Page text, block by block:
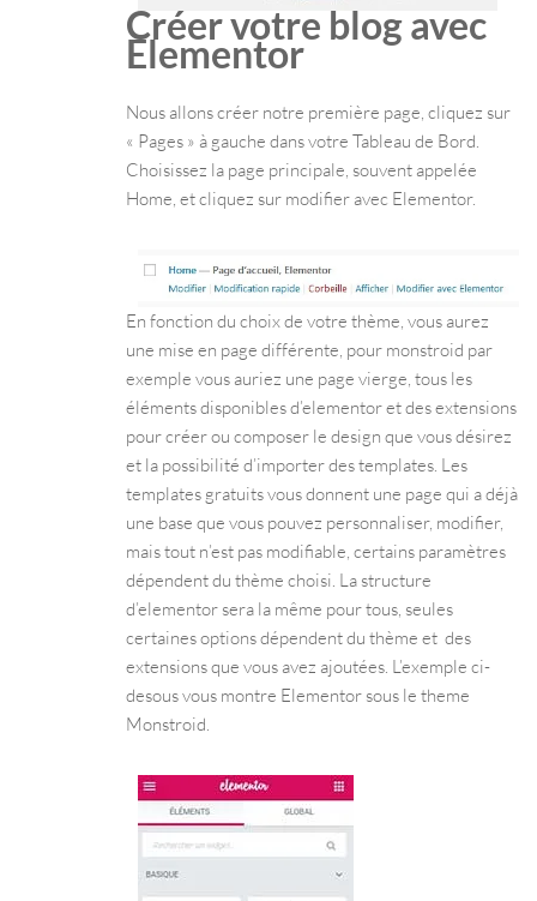
Créer votre blog avec
Elementor
Nous allons créer notre première page, cliquez sur
« Pages » à gauche dans votre Tableau de Bord.
Choisissez la page principale, souvent appelée
Home, et cliquez sur modifier avec Elementor.
En fonction du choix de votre thème, vous aurez
une mise en page différente, pour monstroid par
exemple vous auriez une page vierge, tous les
éléments disponibles d’elementor et des extensions
pour créer ou composer le design que vous désirez
et la possibilité d’importer des templates. Les
templates gratuits vous donnent une page qui a déjà
une base que vous pouvez personnaliser, modifier,
mais tout n’est pas modifiable, certains paramètres
dépendent du thème choisi. La structure
d’elementor sera la même pour tous, seules
certaines options dépendent du thème et des
extensions que vous avez ajoutées. L’exemple ci-
desous vous montre Elementor sous le theme
Monstroid.